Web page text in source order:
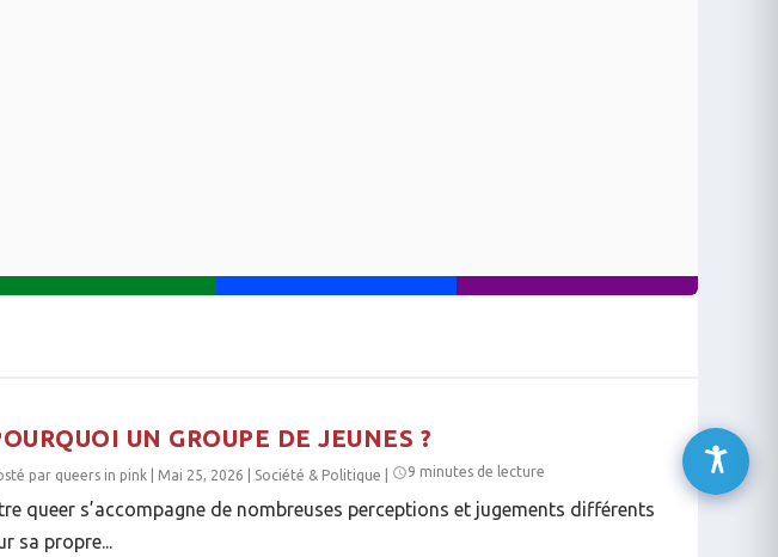
UN GROUPE DE JEUNES ?
par queers in pink Mai 25, 2026 Société & Politique 9 minutes de lecture
queer s’accompagne de nombreuses perceptions et jugements différents
sa propre...